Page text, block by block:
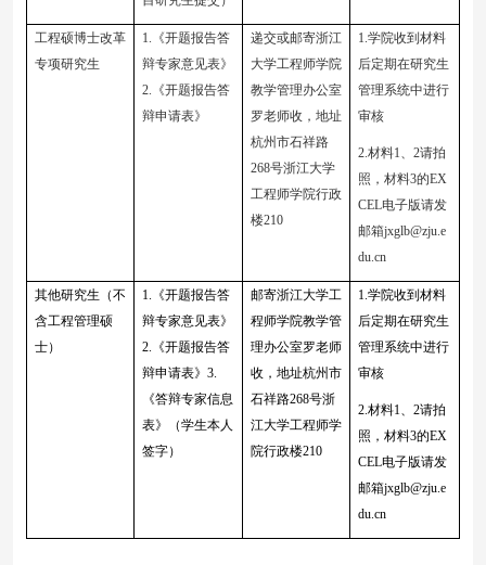
工程硕博士改革
专项研究生
1.《开题报告答
辩专家意见表》
2.《开题报告答
辩申请表》
递交或邮寄浙江
大学工程师学院
教学管理办公室
罗老师收 ，地址
杭州市石祥路
268号浙江大学
工程师学院行政
楼210
1.学院收到材料
后定期在研究生
管理系统中进行
审核
2.材料1、2请拍
照，材料3的EX
CEL电子版请发
邮箱jxglb@zju.e
du.cn
其他研究生（不
含工程管理硕
士）
1.《开题报告答
辩专家意见表》
2.《开题报告答
辩申请表》3.
《答辩专家信息
表》（学生本人
签字）
邮寄浙江大学工
程师学院教学管
理办公室罗老师
收 ，地址杭州市
石祥路268号浙
江大学工程师学
院行政楼210
1.学院收到材料
后定期在研究生
管理系统中进行
审核
2.材料1、2请拍
照，材料3的EX
CEL电子版请发
邮箱jxglb@zju.e
du.cn